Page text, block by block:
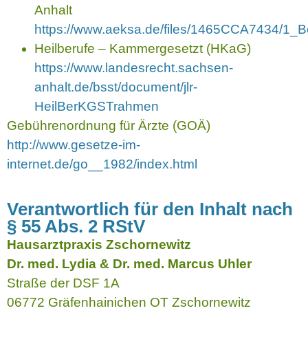
Anhalt
https://www.aeksa.de/files/1465CCA7434/
Heilberufe – Kammergesetzt (HKaG)
https://www.landesrecht.sachsen-
anhalt.de/bsst/document/jlr-
HeilBerKGSTrahmen
Gebührenordnung für Ärzte (GOÄ)
http://www.gesetze-im-
internet.de/go__1982/index.html
Verantwortlich für den Inhalt nach
§ 55 Abs. 2 RStV
Hausarztpraxis Zschornewitz
Dr. med. Lydia & Dr. med. Marcus Uhler
Straße der DSF 1A
06772 Gräfenhainichen OT Zschornewitz